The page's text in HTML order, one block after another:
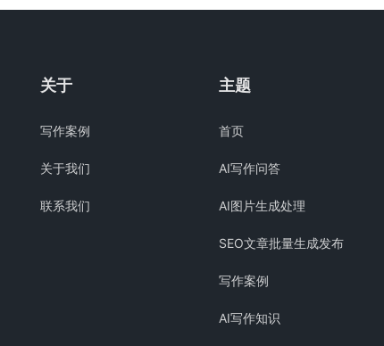
关于
写作案例
关于我们
联系我们
主题
首页
AI写作问答
AI图片生成处理
SEO文章批量生成发布
写作案例
AI写作知识